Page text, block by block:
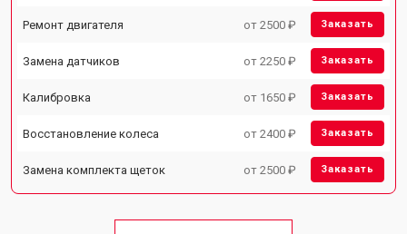
Ремонт двигателя от 2500 ₽ Заказать
Замена датчиков от 2250 ₽ Заказать
Калибровка от 1650 ₽ Заказать
Восстановление колеса от 2400 ₽ Заказать
Замена комплекта щеток от 2500 ₽ Заказать